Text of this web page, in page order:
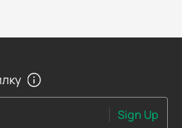
Sign Up